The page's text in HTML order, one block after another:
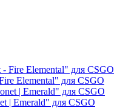
Elemental" для CSGO
| Emerald" для CSGO